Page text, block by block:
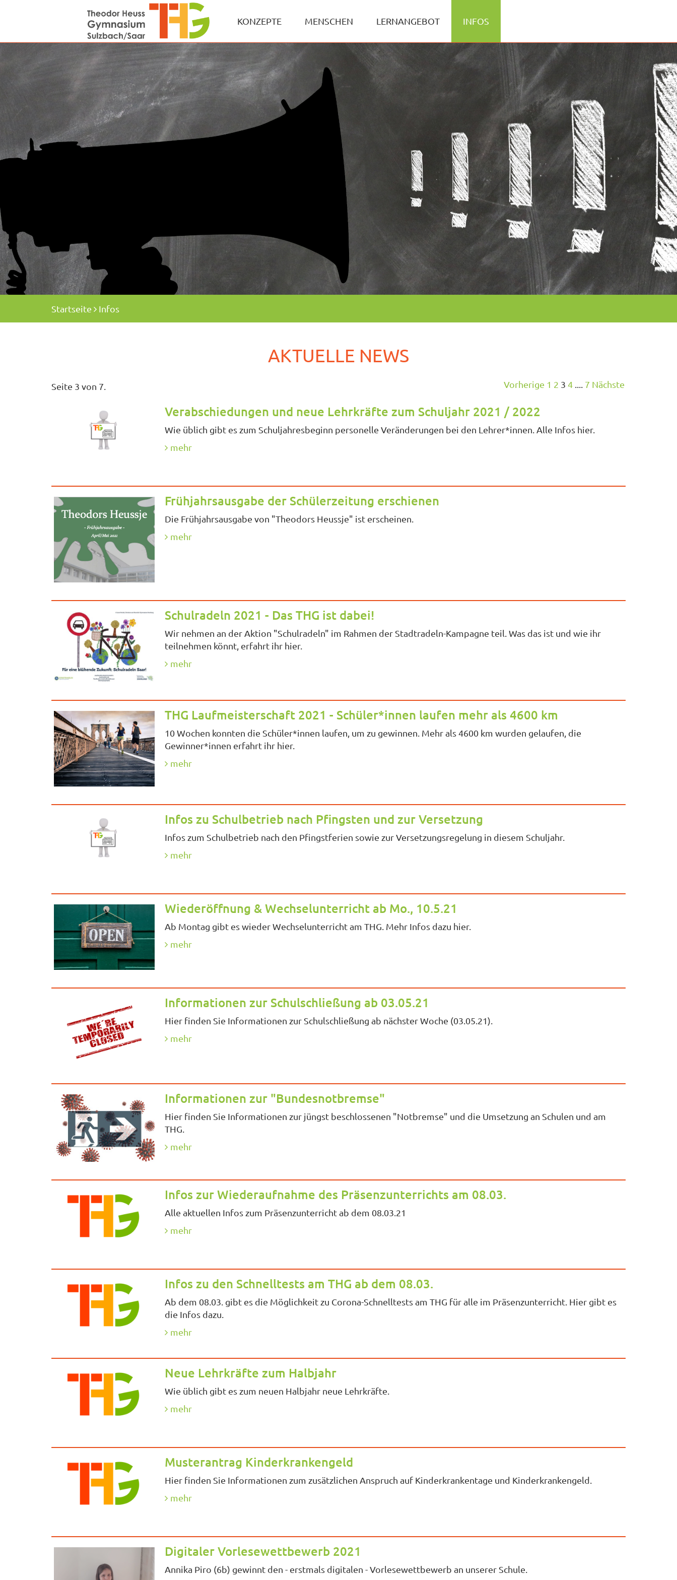
KONZEPTE MENSCHEN LERNANGEBOT INFOS
Startseite Infos
AKTUELLE NEWS
Seite 3 von 7. Vorherige 1 2 3 4 7 Nächste
Verabschiedungen und neue Lehrkräfte zum Schuljahr 2021 / 2022
Wie üblich gibt es zum Schuljahresbeginn personelle Veränderungen bei den Lehrer*innen. Alle Infos hier.
mehr
Frühjahrsausgabe der Schülerzeitung erschienen
Die Frühjahrsausgabe von "Theodors Heussje" ist erscheinen.
mehr
Schulradeln 2021 - Das THG ist dabei!
Wir nehmen an der Aktion "Schulradeln" im Rahmen der Stadtradeln-Kampagne teil. Was das ist und wie ihr
teilnehmen könnt, erfahrt ihr hier.
mehr
THG Laufmeisterschaft 2021 - Schüler*innen laufen mehr als 4600 km
10 Wochen konnten die Schüler*innen laufen, um zu gewinnen. Mehr als 4600 km wurden gelaufen, die
Gewinner*innen erfahrt ihr hier.
mehr
Infos zu Schulbetrieb nach Pfingsten und zur Versetzung
Infos zum Schulbetrieb nach den Pfingstferien sowie zur Versetzungsregelung in diesem Schuljahr.
mehr
Wiederöffnung & Wechselunterricht ab Mo., 10.5.21
Ab Montag gibt es wieder Wechselunterricht am THG. Mehr Infos dazu hier.
mehr
Informationen zur Schulschließung ab 03.05.21
Hier finden Sie Informationen zur Schulschließung ab nächster Woche (03.05.21).
mehr
Informationen zur "Bundesnotbremse"
Hier finden Sie Informationen zur jüngst beschlossenen "Notbremse" und die Umsetzung an Schulen und am
THG.
mehr
Infos zur Wiederaufnahme des Präsenzunterrichts am 08.03.
Alle aktuellen Infos zum Präsenzunterricht ab dem 08.03.21
mehr
Infos zu den Schnelltests am THG ab dem 08.03.
Ab dem 08.03. gibt es die Möglichkeit zu Corona-Schnelltests am THG für alle im Präsenzunterricht. Hier gibt es
die Infos dazu.
mehr
Neue Lehrkräfte zum Halbjahr
Wie üblich gibt es zum neuen Halbjahr neue Lehrkräfte.
mehr
Musterantrag Kinderkrankengeld
Hier finden Sie Informationen zum zusätzlichen Anspruch auf Kinderkrankentage und Kinderkrankengeld.
mehr
Digitaler Vorlesewettbewerb 2021
Annika Piro (6b) gewinnt den - erstmals digitalen - Vorlesewettbewerb an unserer Schule.